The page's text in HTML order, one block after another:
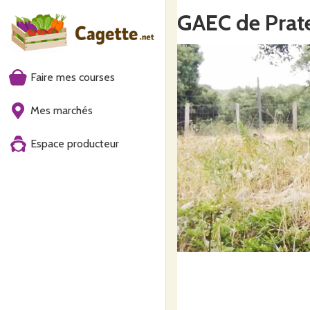
Faire mes courses
Mes marchés
Espace producteur
GAEC de